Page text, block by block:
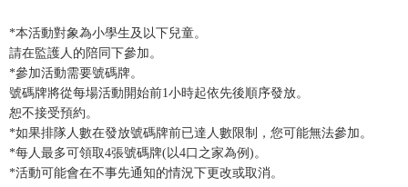
*本活動對象為小學生及以下兒童。
請在監護人的陪同下參加。
*參加活動需要號碼牌。
號碼牌將從每場活動開始前1小時起依先後順序發放。
恕不接受預約。
*如果排隊人數在發放號碼牌前已達人數限制，您可能無法參加。
*每人最多可領取4張號碼牌(以4口之家為例)。
*活動可能會在不事先通知的情況下更改或取消。